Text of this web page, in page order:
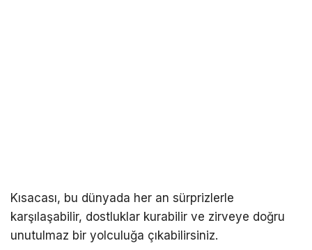
Kısacası, bu dünyada her an sürprizlerle
karşılaşabilir, dostluklar kurabilir ve zirveye doğru
unutulmaz bir yolculuğa çıkabilirsiniz.